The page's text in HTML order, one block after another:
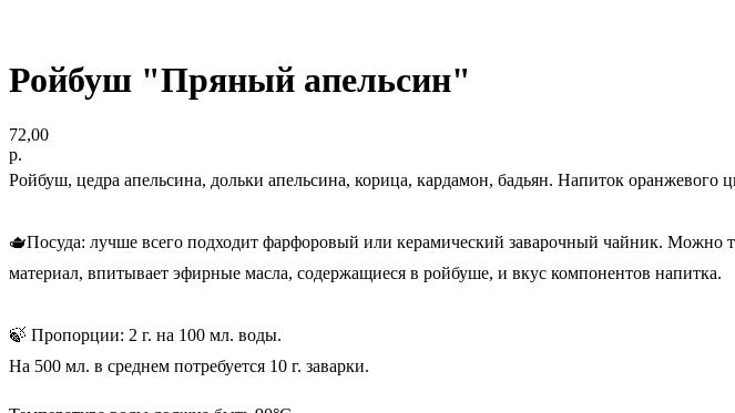
Ройбуш "Пряный апельсин"
72,00
р.
Ройбуш, цедра апельсина, дольки апельсина, корица, кардамон, бадьян. Напиток
🫖Посуда: лучше всего подходит фарфоровый или керамический заварочный чайник.
материал, впитывает эфирные масла, содержащиеся в ройбуше, и вкус компонентов напитка.
🍃 Пропорции: 2 г. на 100 мл. воды.
На 500 мл. в среднем потребуется 10 г. заварки.